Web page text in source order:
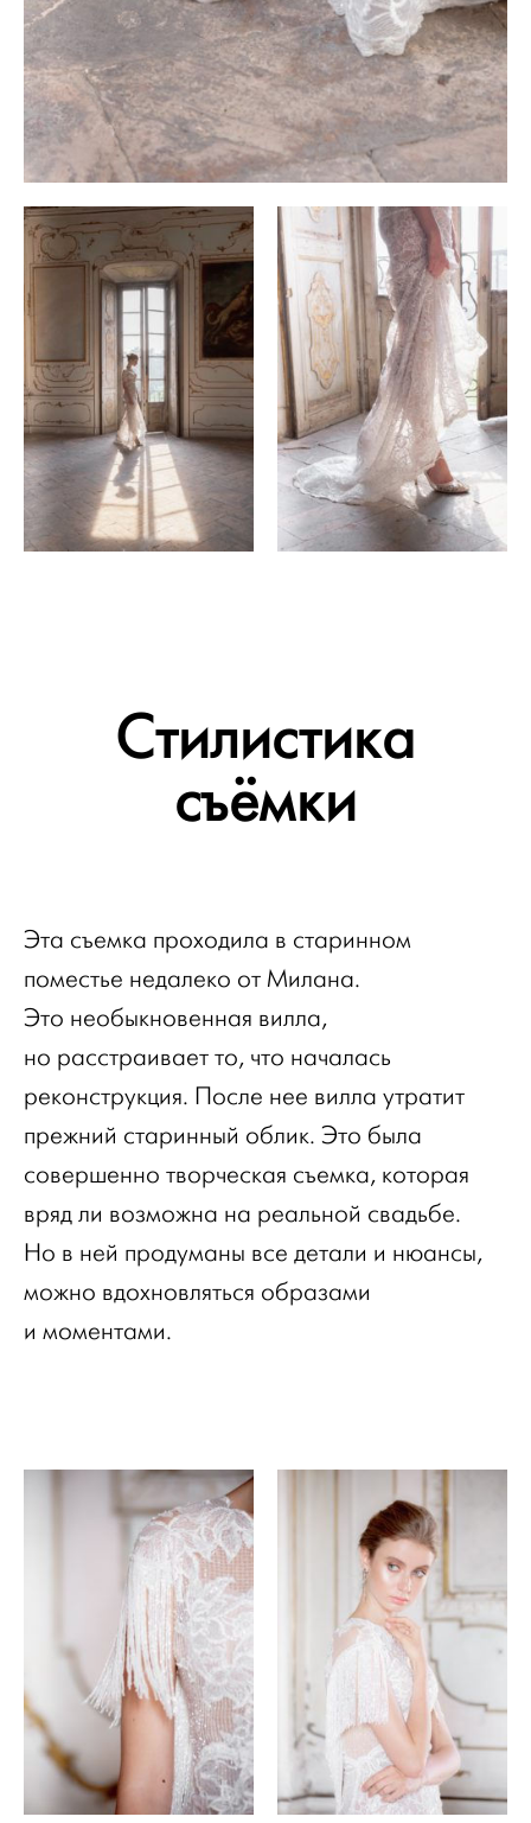
Стилистика
съёмки
Эта съемка проходила в старинном
поместье недалеко от Милана.
Это необыкновенная вилла,
но расстраивает то, что началась
реконструкция. После нее вилла утратит
прежний старинный облик. Это была
совершенно творческая съемка, которая
вряд ли возможна на реальной свадьбе.
Но в ней продуманы все детали и нюансы,
можно вдохновляться образами
и моментами.